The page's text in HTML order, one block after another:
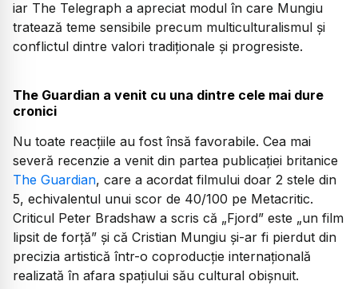
iar The Telegraph a apreciat modul în care Mungiu
tratează teme sensibile precum multiculturalismul și
conflictul dintre valori tradiționale și progresiste.
The Guardian a venit cu una dintre cele mai dure
cronici
Nu toate reacțiile au fost însă favorabile. Cea mai
severă recenzie a venit din partea publicației britanice
The Guardian, care a acordat filmului doar 2 stele din
5, echivalentul unui scor de 40/100 pe Metacritic.
Criticul Peter Bradshaw a scris că „Fjord” este „un film
lipsit de forță” și că Cristian Mungiu și-ar fi pierdut din
precizia artistică într-o coproducție internațională
realizată în afara spațiului său cultural obișnuit.